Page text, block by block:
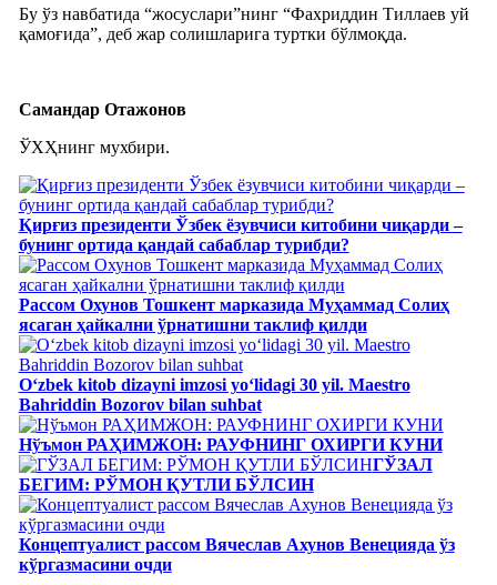
Бу ўз навбатида “жосуслари”нинг “Фахриддин Тиллаев уй
қамоғида”, деб жар солишларига туртки бўлмоқда.
Самандар Отажонов
ЎХҲнинг мухбири.
Қирғиз президенти Ўзбек ёзувчиси китобини чиқарди –
бунинг ортида қандай сабаблар турибди?
Рассом Охунов Тошкент марказида Муҳаммад Солиҳ
яcаган ҳайкални ўрнатишни таклиф қилди
Oʻzbek kitob dizayni imzosi yoʻlidagi 30 yil. Maestro
Bahriddin Bozorov bilan suhbat
Нўъмон РАҲИМЖОН: РАУФНИНГ ОХИРГИ КУНИ
ГЎЗАЛ
БЕГИМ: РЎМОН ҚУТЛИ БЎЛСИН
Концептуалист рассом Вячеслав Ахунов Венецияда ўз
кўргазмасини очди